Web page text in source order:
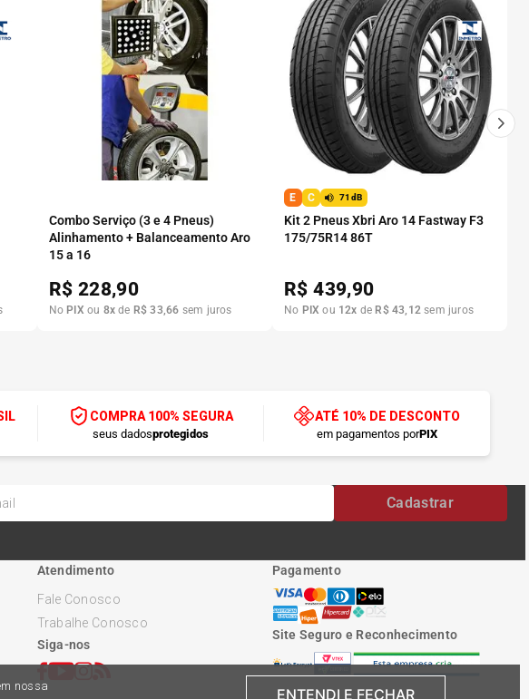
nossa ENTENDI E FECHAR
Combo Serviço (3 e 4 Pneus)
Alinhamento + Balanceamento Aro
15 a 16
R$ 228,90
No PIX ou 8x de R$ 33,66 sem juros
E C 71dB
Kit 2 Pneus Xbri Aro 14 Fastway F3
175/75R14 86T
R$439,90
No PIX ou 12x de R$ 43, 12 sem juros
COMPRA 100% SEGURA
seus dadosprotegidos
ATÉ 10% DE DESCONTO
em pagamentos porPIX
Cadastrar
Atendimento
Fale Conosco
Trabalhe Conosco
Siga-nos
Pagamento
Site Seguro e Reconhecimento